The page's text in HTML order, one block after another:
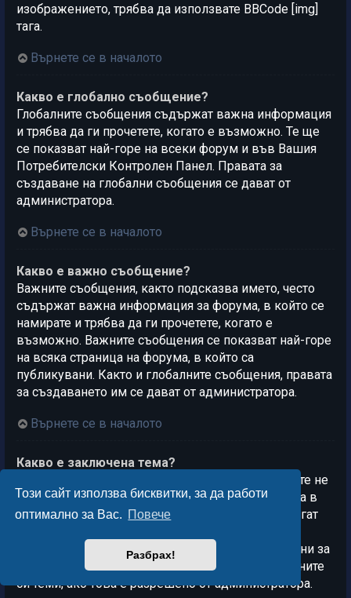
Този сайт използва бисквитки, за да работи
оптимално за Вас. Повече
Разбрах!
изображението, трябва да използвате BBCode [img]
тага.
Върнете се в началото
Какво е глобално съобщение?
Глобалните съобщения съдържат важна информация
и трябва да ги прочетете, когато е възможно. Те ще
се показват най-горе на всеки форум и във Вашия
Потребителски Контролен Панел. Правата за
създаване на глобални съобщения се дават от
администратора.
Върнете се в началото
Какво е важно съобщение?
Важните съобщения, както подсказва името, често
съдържат важна информация за форума, в който се
намирате и трябва да ги прочетете, когато е
възможно. Важните съобщения се показват най-горе
на всяка страница на форума, в който са
публикувани. Както и глобалните съобщения, правата
за създаването им се дават от администратора.
Върнете се в началото
Какво е заключена тема?
Заключените теми са теми, в които потребителите не
могат да публикуват нови мнения и всяка анкета в
такава тема приключва автоматично. Темите могат
модераторите или администраторите са отговорни за
това. Можете също така да заключвате собствените
си теми, ако това е разрешено от администратора.